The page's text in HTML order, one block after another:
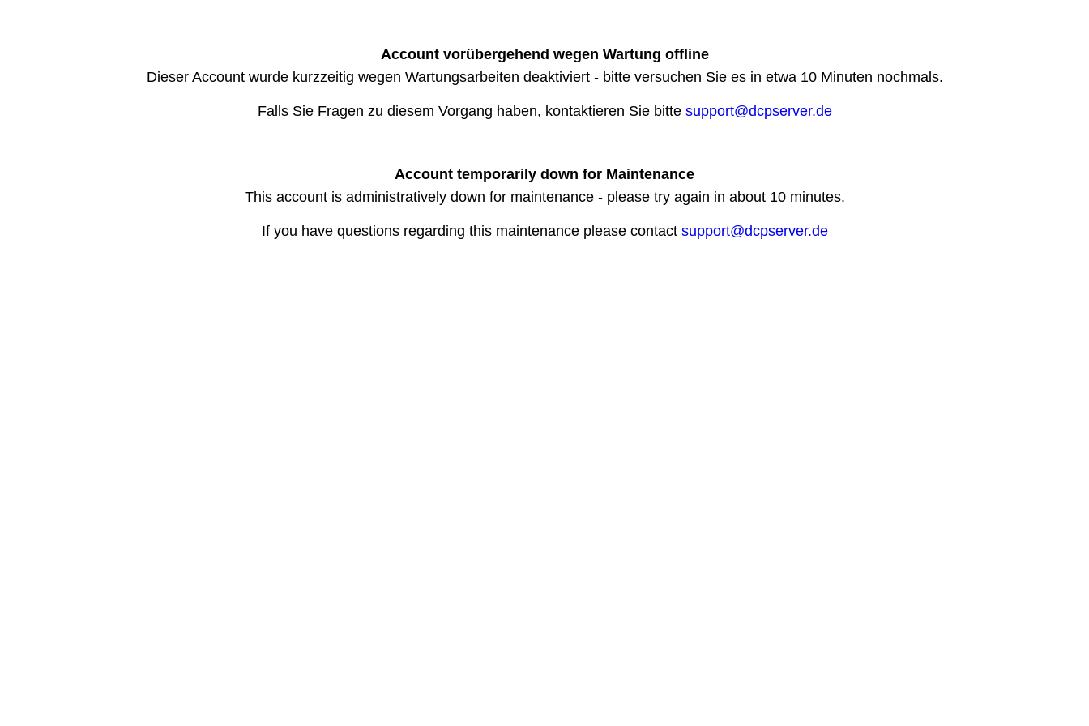
Account vorübergehend wegen Wartung offline
Dieser Account wurde kurzzeitig wegen Wartungsarbeiten deaktiviert - bitte versuchen Sie es in etwa 10 Minuten nochmals.
Falls Sie Fragen zu diesem Vorgang haben, kontaktieren Sie bitte support@dcpserver.de
Account temporarily down for Maintenance
This account is administratively down for maintenance - please try again in about 10 minutes.
If you have questions regarding this maintenance please contact support@dcpserver.de